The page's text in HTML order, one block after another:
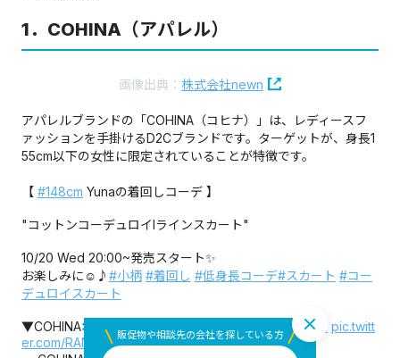
1．COHINA（アパレル）
画像出典： 株式会社newn
アパレルブランドの「COHINA（コヒナ）」は、レディースフ
ァッションを手掛けるD2Cブランドです。ターゲットが、身長1
55cm以下の女性に限定されていることが特徴です。​​​​​​​
【 #148cm Yunaの着回しコーデ 】
"コットンコーデュロイIラインスカート"
10/20 Wed 20:00~発売スタート✨
お楽しみに☺️♪ #小柄 #着回し #低身長コーデ#スカート #コー
デュロイスカート
▼COHINAオフィシャルサイト https://t.co/szLGYdIayx
pic.twitt
er.com/RAMh6v7WUR
販促物や相談先の会社を探している方